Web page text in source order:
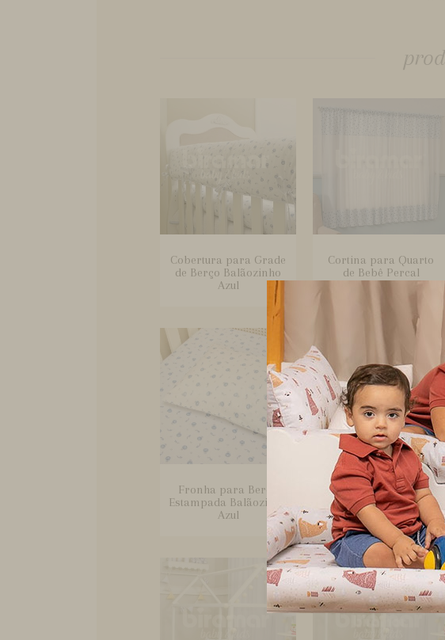
Cobertura para Grade
de Berço Balãozinho
Azul
Cortina para Quarto
de Bebê Percal
Barrado Es...
Fronha para Berço
Estampada Balãozinho
Azul
Kit Cama Babá 7 peças
com Saia Lollipop II
Ba...